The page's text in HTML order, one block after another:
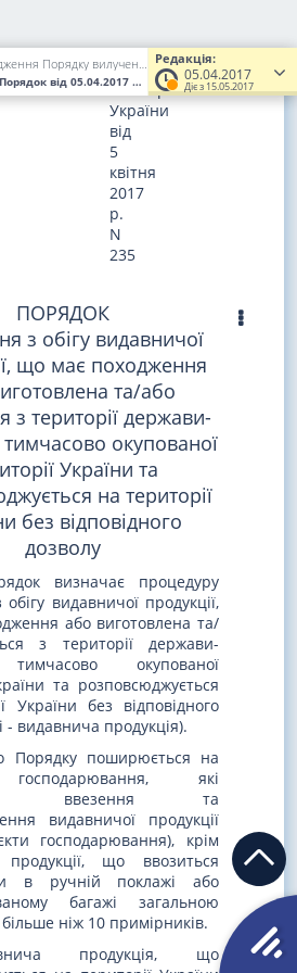
Редакція:
05.04.2017
Діє з 15.05.2017
Про затвердження Порядку вилучення з обігу видавничої продукції, що має походження або виготовлена та/або ввозиться з території держави-агресора, тимчасово окупованої території України та розповсюджується на території України без відповідного дозволу
від 05.04.2017 № 235 (Увага! Попередня
постановою
Кабінету
Міністрів
України
від
5
квітня
2017
р.
N
235
ПОРЯДОК
з обігу видавничої
що має походження
та/або
з території держави-
окупованої
України та
на території
без відповідного
дозволу
визначає процедуру
видавничої продукції,
або виготовлена та/
з території держави-
окупованої
та розповсюджується
України без відповідного
- видавнича продукція).
Порядку поширюється на
господарювання, які
ввезення та
видавничої продукції
господарювання), крім
продукції, що ввозиться
в ручній поклажі або
багажі загальною
більше ніж 10 примірників.
продукція, що